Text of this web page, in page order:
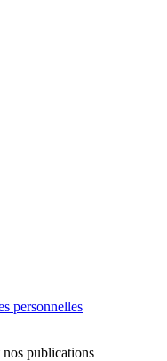
personnelles
nos publications